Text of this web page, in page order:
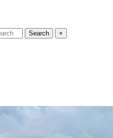
Search ×